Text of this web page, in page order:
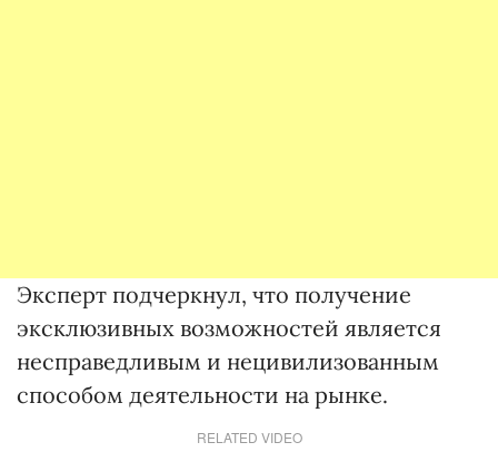
Эксперт подчеркнул, что получение
эксклюзивных возможностей является
несправедливым и нецивилизованным
способом деятельности на рынке.
RELATED VIDEO